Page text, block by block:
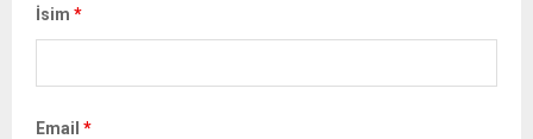
İsim *
Email *